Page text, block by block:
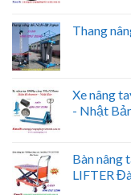
Thang
Xe nâng
- Nhật
Bàn nâng
LIFTER